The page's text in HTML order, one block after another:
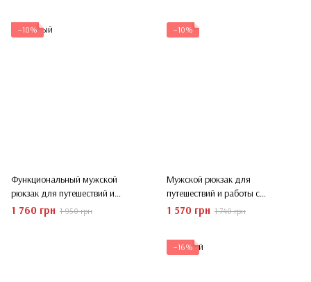
−10%
Функциональный мужской
рюкзак для путешествий и
работы — Черный (Размер L)
1 760 грн 1 950 грн
−10%
Мужской рюкзак для
путешествий и работы с
расширением объема черный
(Размер М)
1 570 грн 1 740 грн
−16%